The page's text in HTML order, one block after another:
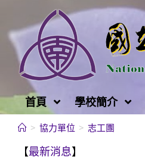
至
容
首頁 學校簡介
> 協力單位 > 志工團
【最新消息】